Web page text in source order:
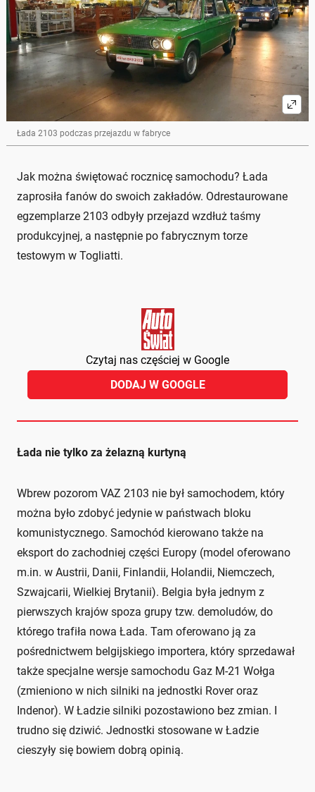
Łada 2103 podczas przejazdu w fabryce
Jak można świętować rocznicę samochodu? Łada
zaprosiła fanów do swoich zakładów. Odrestaurowane
egzemplarze 2103 odbyły przejazd wzdłuż taśmy
produkcyjnej, a następnie po fabrycznym torze
testowym w Togliatti.
Czytaj nas częściej w Google
DODAJ W GOOGLE
Łada nie tylko za żelazną kurtyną
Wbrew pozorom VAZ 2103 nie był samochodem, który
można było zdobyć jedynie w państwach bloku
komunistycznego. Samochód kierowano także na
eksport do zachodniej części Europy (model oferowano
m.in. w Austrii, Danii, Finlandii, Holandii, Niemczech,
Szwajcarii, Wielkiej Brytanii). Belgia była jednym z
pierwszych krajów spoza grupy tzw. demoludów, do
którego trafiła nowa Łada. Tam oferowano ją za
pośrednictwem belgijskiego importera, który sprzedawał
także specjalne wersje samochodu Gaz M-21 Wołga
(zmieniono w nich silniki na jednostki Rover oraz
Indenor). W Ładzie silniki pozostawiono bez zmian. I
trudno się dziwić. Jednostki stosowane w Ładzie
cieszyły się bowiem dobrą opinią.